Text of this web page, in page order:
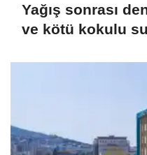
Yağış sonrası
ve kötü kokulu